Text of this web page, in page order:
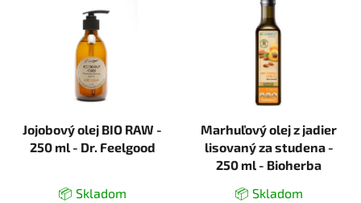
Jojobový olej BIO RAW -
250 ml - Dr. Feelgood
📦 Skladom
Marhuľový olej z jadier
lisovaný za studena -
250 ml - Bioherba
📦 Skladom